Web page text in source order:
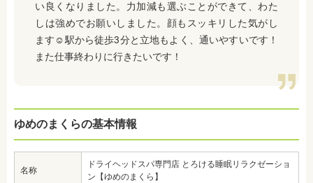
い良くなりました。力加減も選ぶことができて、わた
しは強めでお願いしました。顔もスッキリした気がし
ます☺︎駅から徒歩3分と立地もよく、通いやすいです！
また仕事終わりに行きたいです！
ゆめのまくらの基本情報
名称
ドライヘッドスパ専門店 とろける睡眠リラクゼーショ
ン【ゆめのまくら】